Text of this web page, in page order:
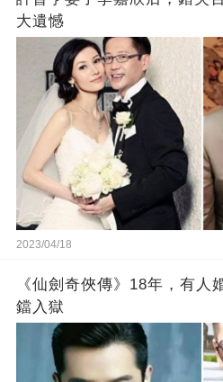
大遺憾
2023/04/18
《仙劍奇俠傳》18年，有人
鐺入獄